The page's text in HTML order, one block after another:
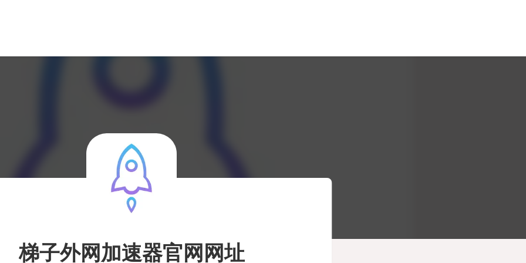
梯子外网加速器官网网址